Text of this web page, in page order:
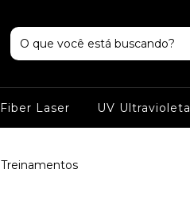
Fiber Laser UV Ultravioleta
Treinamentos